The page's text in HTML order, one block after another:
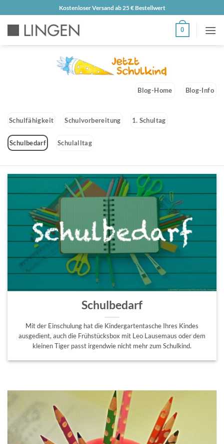
Inhalt
Kostenloser Versand ab 25 € Bestellwert
0
Blog-Home Blog-Info
Schulfähigkeit Schulvorbereitung 1. Schultag
Schulbedarf Schulalltag
Schulbedarf
Mit der Einschulung hat die Kindergartentasche Ihres Kindes
ausgedient, auch die Frühstücksbox mit Leo Lausemaus oder dem
kleinen Tiger passt irgendwie nicht mehr zum Schulkind.